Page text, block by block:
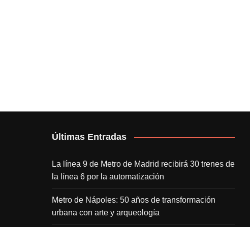
Últimas Entradas
La línea 9 de Metro de Madrid recibirá 30 trenes de
la línea 6 por la automatización
Metro de Nápoles: 50 años de transformación
urbana con arte y arqueología